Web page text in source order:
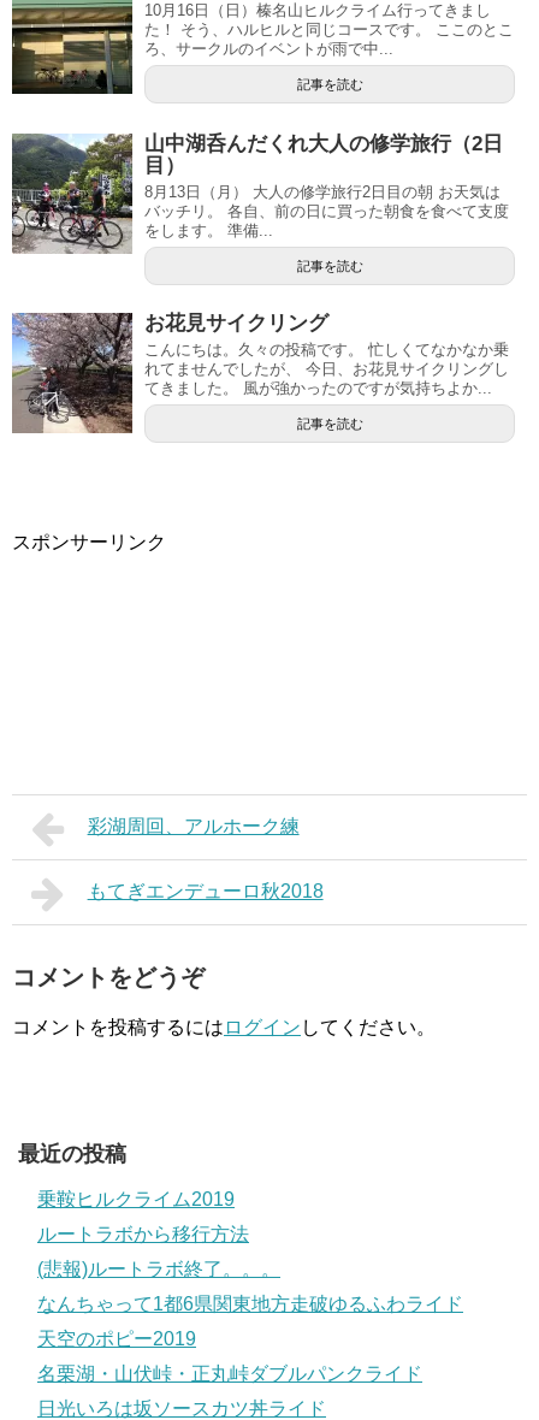
10月16日（日）榛名山ヒルクライム行ってきまし
た！ そう、ハルヒルと同じコースです。 ここのとこ
ろ、サークルのイベントが雨で中...
記事を読む
山中湖呑んだくれ大人の修学旅行（2日
目）
8月13日（月） 大人の修学旅行2日目の朝 お天気は
バッチリ。 各自、前の日に買った朝食を食べて支度
をします。 準備...
記事を読む
お花見サイクリング
こんにちは。久々の投稿です。 忙しくてなかなか乗
れてませんでしたが、 今日、お花見サイクリングし
てきました。 風が強かったのですが気持ちよか...
記事を読む
スポンサーリンク
彩湖周回、アルホーク練
もてぎエンデューロ秋2018
コメントをどうぞ
コメントを投稿するには ログイン してください。
最近の投稿
乗鞍ヒルクライム2019
ルートラボから移行方法
(悲報)ルートラボ終了。。。
なんちゃって1都6県関東地方走破ゆるふわライド
天空のポピー2019
名栗湖・山伏峠・正丸峠ダブルパンクライド
日光いろは坂ソースカツ丼ライド